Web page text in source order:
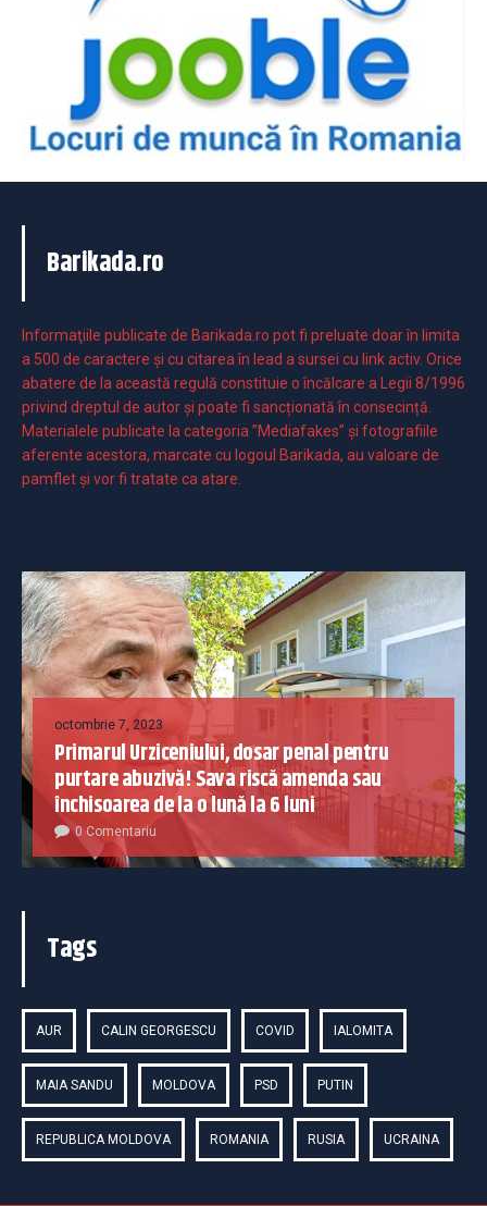
Barikada.ro
Informaţiile publicate de Barikada.ro pot fi preluate doar în limita
a 500 de caractere şi cu citarea în lead a sursei cu link activ. Orice
abatere de la această regulă constituie o încălcare a Legii 8/1996
privind dreptul de autor și poate fi sancționată în consecință.
Materialele publicate la categoria ”Mediafakes” și fotografiile
aferente acestora, marcate cu logoul Barikada, au valoare de
pamflet și vor fi tratate ca atare.
octombrie 7, 2023
Primarul Urziceniului, dosar penal pentru
purtare abuzivă! Sava riscă amenda sau
închisoarea de la o lună la 6 luni
0 Comentariu
Tags
AUR CALIN GEORGESCU COVID IALOMITA
MAIA SANDU MOLDOVA PSD PUTIN
REPUBLICA MOLDOVA ROMANIA RUSIA UCRAINA